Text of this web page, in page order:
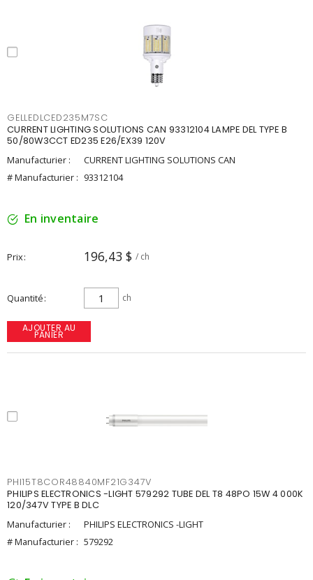
GELLEDLCED235M7SC
CURRENT LIGHTING SOLUTIONS CAN 93312104 LAMPE DEL TYPE B
50/80W3CCT ED235 E26/EX39 120V
Manufacturier :
CURRENT LIGHTING SOLUTIONS CAN
# Manufacturier : 93312104
En inventaire
Prix 196,43 $ / ch
Quantité ch
AJOUTER AU
PANIER
PHI15T8COR48840MF21G347V
PHILIPS ELECTRONICS -LIGHT 579292 TUBE DEL T8 48PO 15W 4 000K
120/347V TYPE B DLC
Manufacturier :
PHILIPS ELECTRONICS -LIGHT
# Manufacturier : 579292